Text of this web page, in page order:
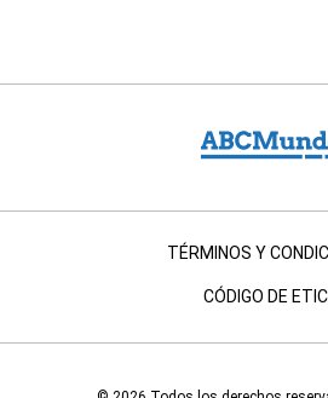
TÉRMINOS Y
CÓDIGO DE